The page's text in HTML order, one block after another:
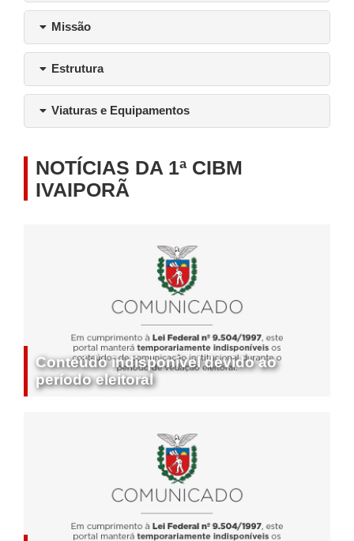
Missão
Estrutura
Viaturas e Equipamentos
NOTÍCIAS DA 1ª CIBM
IVAIPORÃ
Conteúdo indisponível devido ao
período eleitoral